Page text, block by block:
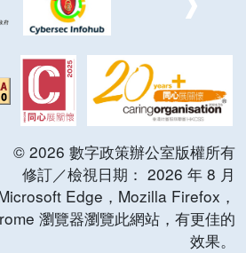
© 2026 數字政策辦公室版權所有
修訂／檢視日期： 2026 年 8 月
Edge，Mozilla Firefox，
瀏覽器瀏覽此網站，有更佳的
效果。